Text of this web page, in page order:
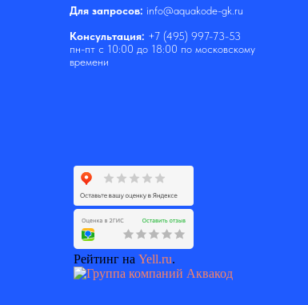
Для запросов: info@aquakode-gk.ru
Консультация: +7 (495) 997-73-53
пн-пт с 10:00 до 18:00 по московскому
времени
Рейтинг на Yell.ru.